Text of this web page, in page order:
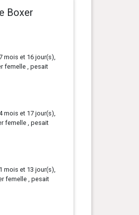
Boxer
mois et 16 jour(s),
femelle , pesait
mois et 17 jour(s),
femelle , pesait
mois et 13 jour(s),
femelle , pesait